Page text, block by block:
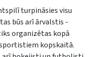
turpināsies visu
būs arī ārvalstis -
organizētas kopā
kopskaitā.